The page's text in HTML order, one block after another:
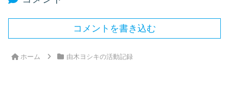
コメントを書き込む
ホーム 由木ヨシキの活動記録